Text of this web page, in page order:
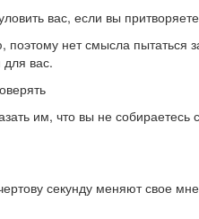
вас, если вы
нет смысла
вас.
им, что вы не
секунду меняют свое